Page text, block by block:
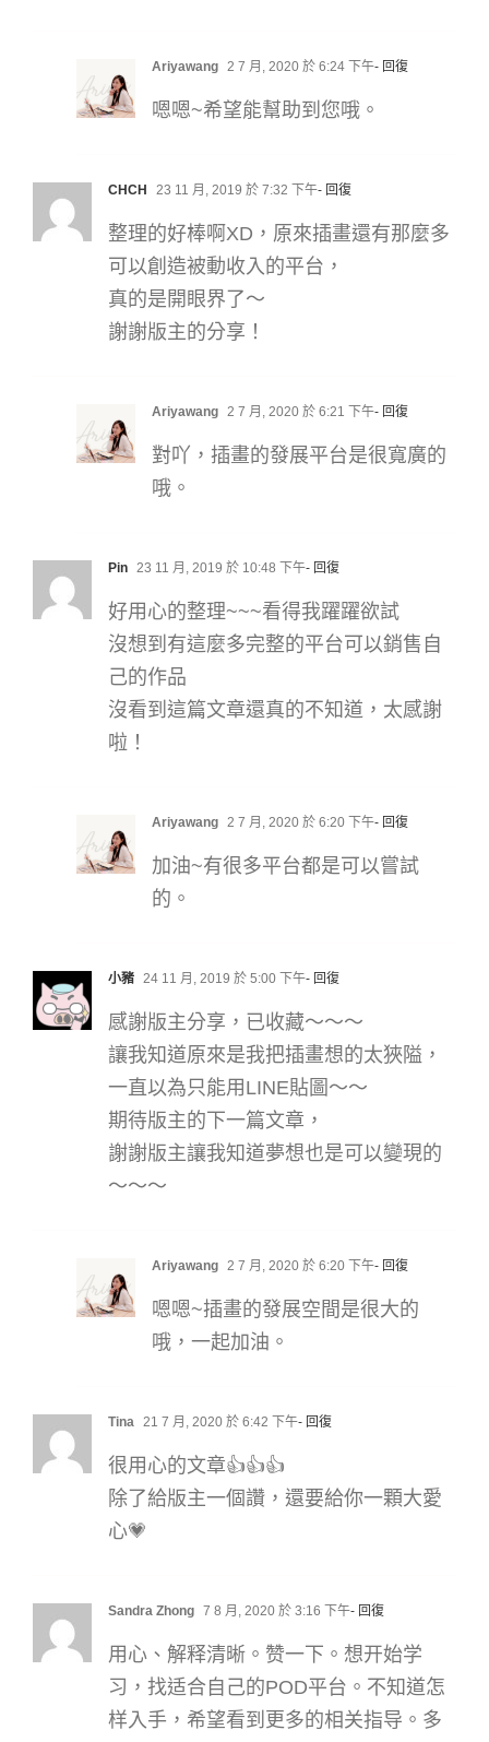
Ariyawang 2 7 月, 2020 於 6:24 下午- 回復
嗯嗯~希望能幫助到您哦。
CHCH 23 11 月, 2019 於 7:32 下午- 回復
整理的好棒啊XD，原來插畫還有那麼多
可以創造被動收入的平台，
真的是開眼界了～
謝謝版主的分享！
Ariyawang 2 7 月, 2020 於 6:21 下午- 回復
對吖，插畫的發展平台是很寬廣的
哦。
Pin 23 11 月, 2019 於 10:48 下午- 回復
好用心的整理~~~看得我躍躍欲試
沒想到有這麼多完整的平台可以銷售自
己的作品
沒看到這篇文章還真的不知道，太感謝
啦！
Ariyawang 2 7 月, 2020 於 6:20 下午- 回復
加油~有很多平台都是可以嘗試
的。
小豬 24 11 月, 2019 於 5:00 下午- 回復
感謝版主分享，已收藏～～～
讓我知道原來是我把插畫想的太狹隘，
一直以為只能用LINE貼圖～～
期待版主的下一篇文章，
謝謝版主讓我知道夢想也是可以變現的
～～～
Ariyawang 2 7 月, 2020 於 6:20 下午- 回復
嗯嗯~插畫的發展空間是很大的
哦，一起加油。
Tina 21 7 月, 2020 於 6:42 下午- 回復
很用心的文章👍👍👍
除了給版主一個讚，還要給你一顆大愛
心💗
Sandra Zhong 7 8 月, 2020 於 3:16 下午- 回復
用心、解释清晰。赞一下。想开始学
习，找适合自己的POD平台。不知道怎
样入手，希望看到更多的相关指导。多